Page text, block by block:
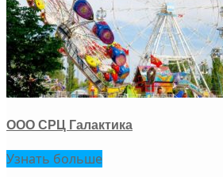
ООО СРЦ Галактика
Узнать больше